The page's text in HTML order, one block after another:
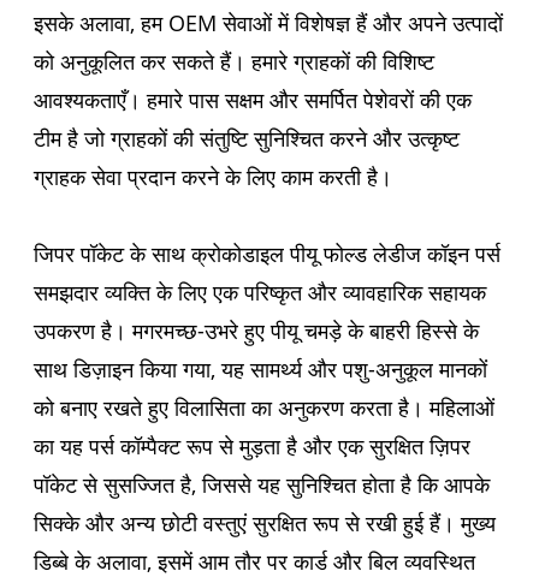
इसके अलावा, हम OEM सेवाओं में विशेषज्ञ हैं और अपने उत्पादों
को अनुकूलित कर सकते हैं। हमारे ग्राहकों की विशिष्ट
आवश्यकताएँ। हमारे पास सक्षम और समर्पित पेशेवरों की एक
टीम है जो ग्राहकों की संतुष्टि सुनिश्चित करने और उत्कृष्ट
ग्राहक सेवा प्रदान करने के लिए काम करती है।
जिपर पॉकेट के साथ क्रोकोडाइल पीयू फोल्ड लेडीज कॉइन पर्स
समझदार व्यक्ति के लिए एक परिष्कृत और व्यावहारिक सहायक
उपकरण है। मगरमच्छ-उभरे हुए पीयू चमड़े के बाहरी हिस्से के
साथ डिज़ाइन किया गया, यह सामर्थ्य और पशु-अनुकूल मानकों
को बनाए रखते हुए विलासिता का अनुकरण करता है। महिलाओं
का यह पर्स कॉम्पैक्ट रूप से मुड़ता है और एक सुरक्षित ज़िपर
पॉकेट से सुसज्जित है, जिससे यह सुनिश्चित होता है कि आपके
सिक्के और अन्य छोटी वस्तुएं सुरक्षित रूप से रखी हुई हैं। मुख्य
डिब्बे के अलावा, इसमें आम तौर पर कार्ड और बिल व्यवस्थित